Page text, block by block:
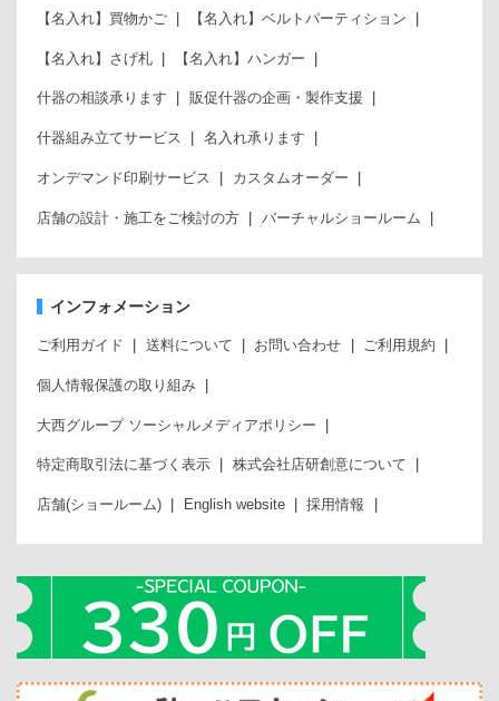
【名入れ】買物かご 【名入れ】ベルトパーティション
【名入れ】さげ札 【名入れ】ハンガー
什器の相談承ります 販促什器の企画・製作支援
什器組み立てサービス 名入れ承ります
オンデマンド印刷サービス カスタムオーダー
店舗の設計・施工をご検討の方 バーチャルショールーム
インフォメーション
ご利用ガイド 送料について お問い合わせ ご利用規約
個人情報保護の取り組み
大西グループ ソーシャルメディアポリシー
特定商取引法に基づく表示 株式会社店研創意について
店舗(ショールーム) English website 採用情報